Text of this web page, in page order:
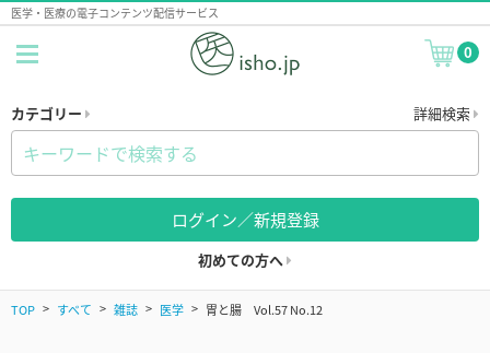
医学・医療の電子コンテンツ配信サービス
0
カテゴリー 詳細検索
ログイン／新規登録
初めての方へ
TOP すべて 雑誌 医学 胃と腸 Vol.57 No.12